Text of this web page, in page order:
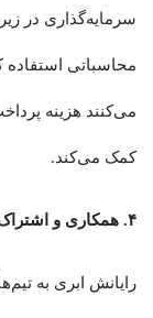
سرمایه‌گذاری در
محاسباتی استفاده
می‌کنند هزینه
کمک می‌کند.
۴. همکاری و اشتراک‌گذاری آسان
رایانش ابری به